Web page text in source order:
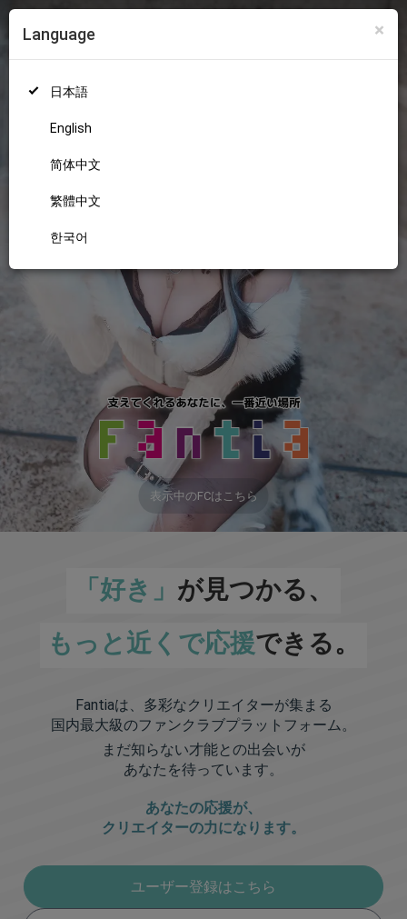
×
Language
日本語
English
简体中文
繁體中文
한국어
18+
表示中のFCはこちら
「好き」 が見つかる、
もっと近くで応援できる。
Fantiaは、多彩なクリエイターが集まる
国内最大級のファンクラブプラットフォーム。
まだ知らない才能との出会いが
あなたを待っています。
あなたの応援が、
クリエイターの力になります。
ユーザー登録はこちら